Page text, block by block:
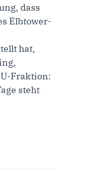
dass
Elbtower-
hat,
Fraktion:
steht